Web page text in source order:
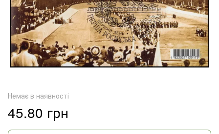
Немає в наявності
45.80 грн